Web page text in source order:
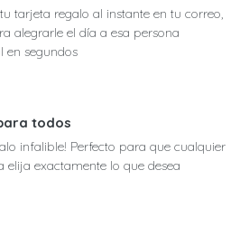
tarjeta regalo al instante en tu correo,
alegrarle el día a esa persona
en segundos
todos
infalible! Perfecto para que cualquier
elija exactamente lo que desea